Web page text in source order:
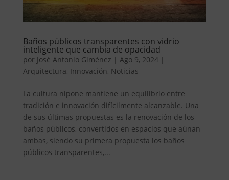
Baños públicos transparentes con vidrio
inteligente que cambia de opacidad
por José Antonio Giménez | Ago 9, 2024|
Arquitectura, Innovación, Noticias
La cultura nipone mantiene un equilibrio entre
tradición e innovación difícilmente alcanzable. Una
de sus últimas propuestas es la renovación de los
baños públicos, convertidos en espacios que aúnan
ambas, siendo su primera propuesta los baños
públicos transparentes,...